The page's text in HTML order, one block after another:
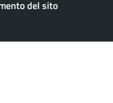
del sito